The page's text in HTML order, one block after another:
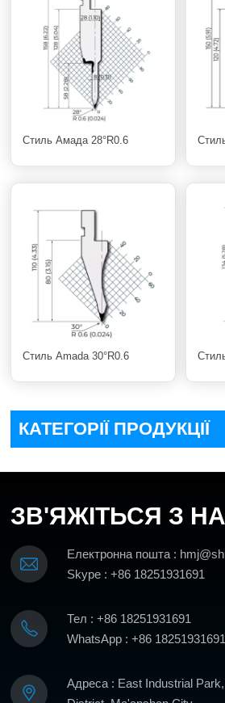
Стиль Амада 28°R0.6
Стиль Amada 30°R0.6
КАТЕГОРІЇ ПРОДУКЦІЇ
ЗВ'ЯЖІТЬСЯ З
Електронна пошта :
Skype : +86 18251931691
Тел : +86 18251931691
WhatsApp : +86 18251931691
Адреса : East Industrial